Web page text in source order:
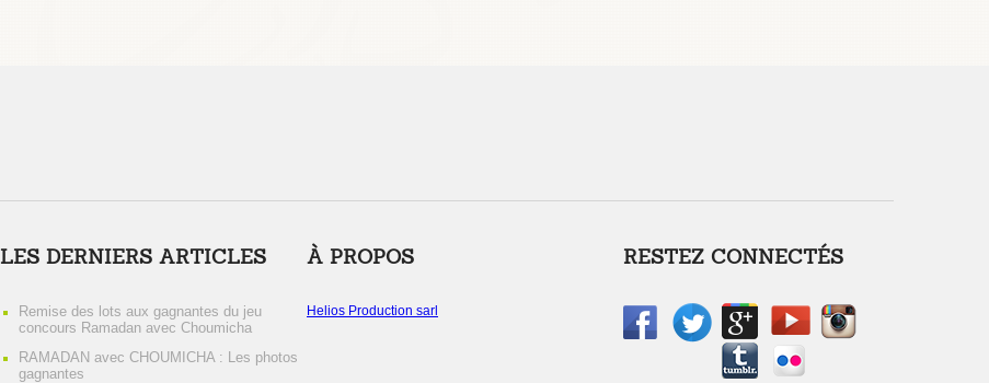
LES DERNIERS ARTICLES
Remise des lots aux gagnantes du jeu
concours Ramadan avec Choumicha
RAMADAN avec CHOUMICHA : Les photos
gagnantes
À PROPOS
Helios Production sarl
RESTEZ CONNECTÉS